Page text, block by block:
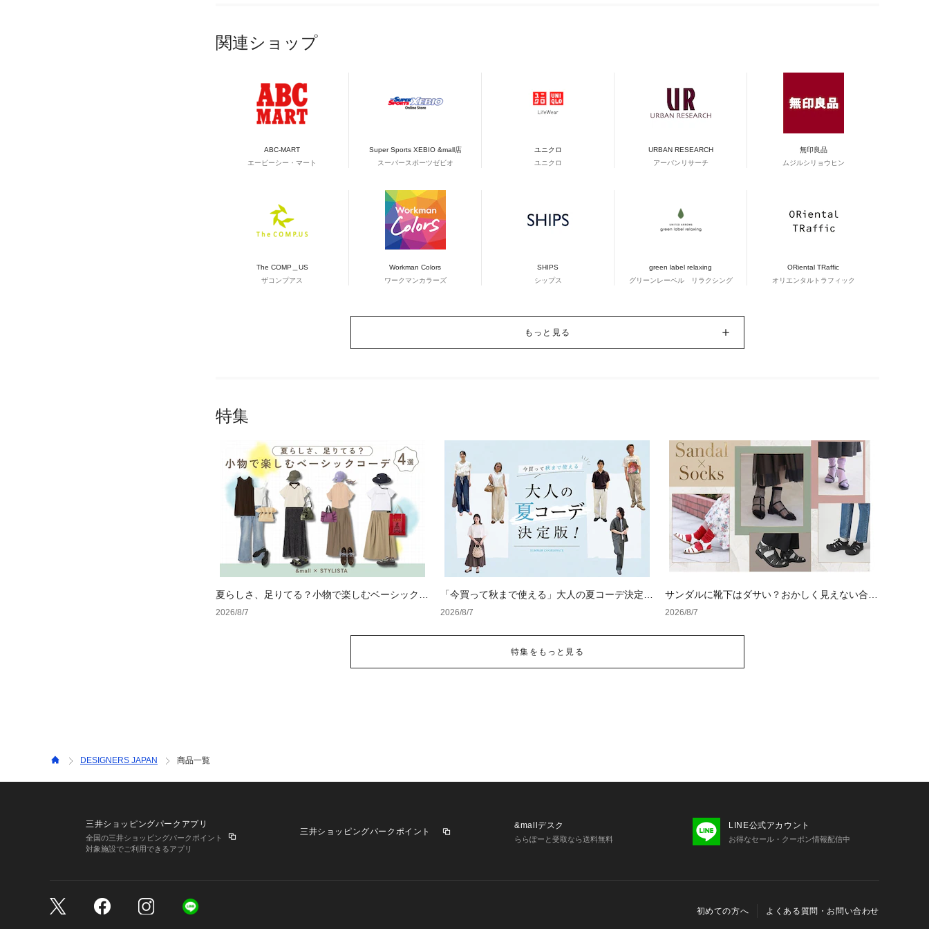
関連ショップ
ABC-MART
エービーシー・マート
Super Sports XEBIO &mall店
スーパースポーツゼビオ
ユニクロ
ユニクロ
URBAN RESEARCH
アーバンリサーチ
無印良品
ムジルシリョウヒン
The COMP＿US
ザコンプアス
Workman Colors
ワークマンカラーズ
SHIPS
シップス
green label relaxing
グリーンレーベル リラクシング
ORiental TRaffic
オリエンタルトラフィック
もっと見る
特集
夏らしさ、足りてる？小物で楽しむベーシックコ
ーデ4選
2026/8/7
「今買って秋まで使える」大人の夏コーデ決定
版！男女別正解スタイルとNGな着こなし
2026/8/7
サンダルに靴下はダサい？おかしく見えない合わ
せ方の黄金法則と男女別おすすめコーデ
2026/8/7
特集をもっと見る
DESIGNERS JAPAN 商品一覧
三井ショッピングパークアプリ
全国の三井ショッピングパークポイント
対象施設でご利用できるアプリ
三井ショッピングパークポイント
&mallデスク
ららぽーと受取なら送料無料
LINE公式アカウント
お得なセール・クーポン情報配信中
初めての方へ よくある質問・お問い合わせ